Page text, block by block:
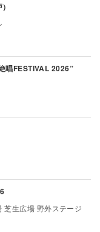
唱FESTIVAL 2026”
芝生広場 野外ステージ